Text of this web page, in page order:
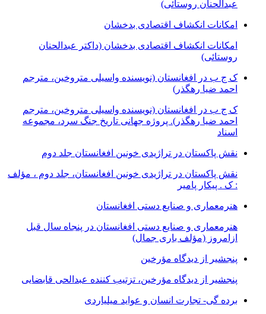
عبدالحنان روستائی)
امکانات انکشاف اقتصادی بدخشان
امکانات انکشاف اقتصادی بدخشان (داکتر عبدالحنان
روستائی)
ک ج ب در افغانستان (نویسنده واسیلی متروخین، مترجم
احمد ضیا رهگذر)
ک ج ب در افغانستان (نویسنده واسیلی متروخین، مترجم
احمد ضیا رهگذر). پروژه جهانی تاریخ جنگ سرد، مجموعه
اسناد
نقش پاکستان در تراژیدی خونین افغانستان جلد دوم
نقش پاکستان در تراژیدی خونین افغانستان، جلد دوم ، مؤلف
: ک . پیکار پامیر
هنرمعماری و صنایع دستی افغانستان
هنرمعماری و صنایع دستی افغانستان در پنجاه سال قبل
ازامروز (مؤلف باری جمال)
پنجشیر از دیدگاه مؤرخین
پنجشیر از دیدگاه مؤرخین، تزتیب کننده عبدالحی قابضايی
برده گی- تجارت انسان و عواید میلیاردی